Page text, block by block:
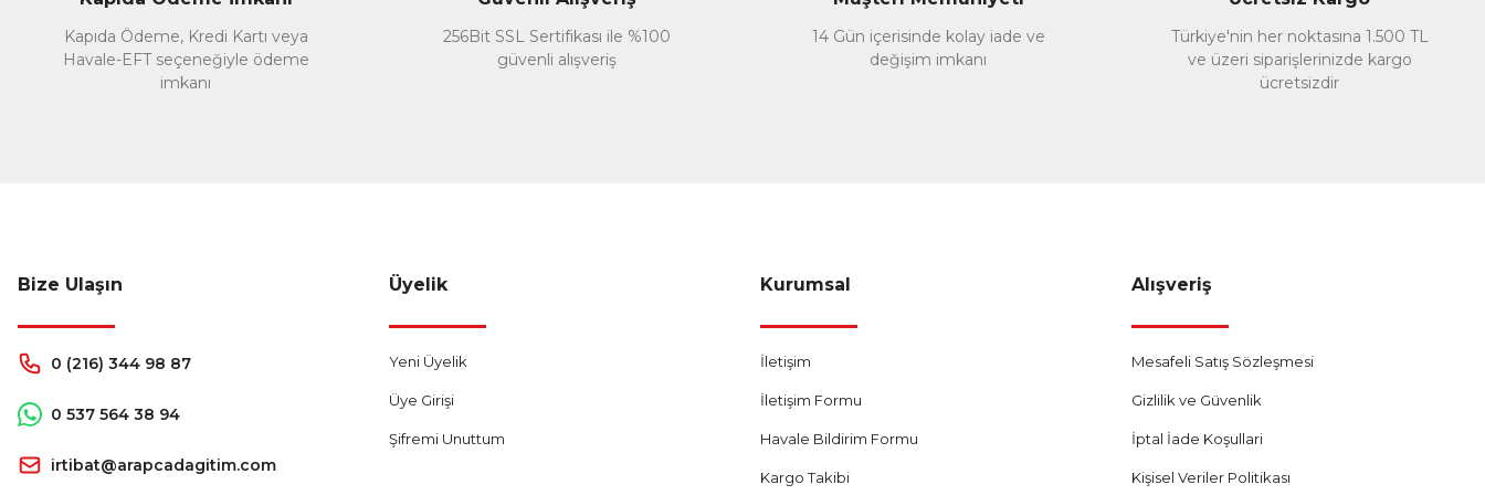
Bu ürüne benzer farklı alternatifler olmalı.
Kapıda Ödeme, Kredi Kartı veya
Havale-EFT seçeneğiyle ödeme
imkanı
256Bit SSL Sertifikası ile %100
güvenli alışveriş
14 Gün içerisinde kolay iade ve
değişim imkanı
Türkiye'nin her noktasına 1.500 TL
ve üzeri siparişlerinizde kargo
ücretsizdir
Bize Ulaşın
0 (216) 344 98 87
0 537 564 38 94
irtibat@arapcadagitim.com
Üyelik
Yeni Üyelik
Üye Girişi
Şifremi Unuttum
Kurumsal
İletişim
İletişim Formu
Havale Bildirim Formu
Kargo Takibi
Alışveriş
Mesafeli Satış Sözleşmesi
Gizlilik ve Güvenlik
İptal İade Koşullari
Kişisel Veriler Politikası